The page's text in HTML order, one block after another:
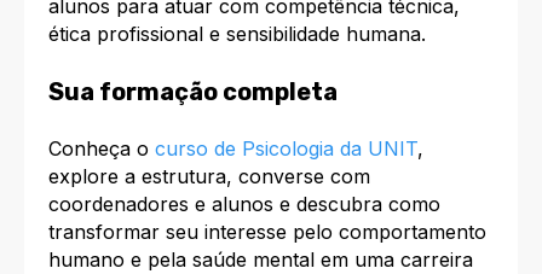
alunos para atuar com competência técnica,
ética profissional e sensibilidade humana.​
Sua formação completa
Conheça o curso de Psicologia da UNIT,
explore a estrutura, converse com
coordenadores e alunos e descubra como
transformar seu interesse pelo comportamento
humano e pela saúde mental em uma carreira